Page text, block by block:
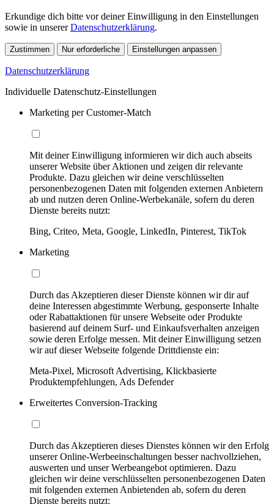
Erkundige dich bitte vor deiner Einwilligung in den Einstellungen
sowie in unsererDatenschutzerklärung.
Zustimmen Nur erforderliche Einstellungen anpassen
Datenschutzerklärung
Individuelle Datenschutz-Einstellungen
Marketing per Customer-Match
Mit deiner Einwilligung informieren wir dich auch abseits
unserer Website über Aktionen und zeigen dir relevante
Produkte. Dazu gleichen wir deine verschlüsselten
personenbezogenen Daten mit folgenden externen Anbietern
ab und nutzen deren Online-Werbekanäle, sofern du deren
Dienste bereits nutzt:
Bing, Criteo, Meta, Google, LinkedIn, Pinterest, TikTok
Marketing
Durch das Akzeptieren dieser Dienste können wir dir auf
deine Interessen abgestimmte Werbung, gesponserte Inhalte
oder Rabattaktionen für unsere Webseite oder Produkte
basierend auf deinem Surf- und Einkaufsverhalten anzeigen
sowie deren Erfolge messen. Mit deiner Einwilligung setzen
wir auf dieser Webseite folgende Drittdienste ein:
Meta-Pixel, Microsoft Advertising, Klickbasierte
Produktempfehlungen, Ads Defender
Erweitertes Conversion-Tracking
Durch das Akzeptieren dieses Dienstes können wir den Erfolg
unserer Online-Werbeeinschaltungen besser nachvollziehen,
auswerten und unser Werbeangebot optimieren. Dazu
gleichen wir deine verschlüsselten personenbezogenen Daten
mit folgenden externen Anbietenden ab, sofern du deren
Dienste bereits nutzt: